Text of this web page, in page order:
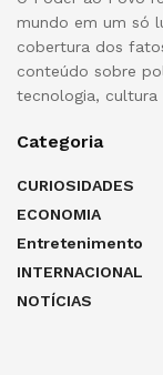
mundo em um só
cobertura dos
conteúdo sobre
tecnologia, cultura
Categoria
CURIOSIDADES
ECONOMIA
Entretenimento
INTERNACIONAL
NOTÍCIAS